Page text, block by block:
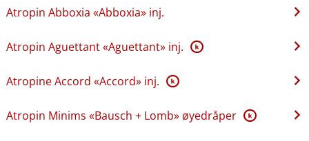
Atropin Abboxia «Abboxia» inj.
Atropin Aguettant «Aguettant» inj. K
Atropine Accord «Accord» inj. K
Atropin Minims «Bausch + Lomb» øyedråper K